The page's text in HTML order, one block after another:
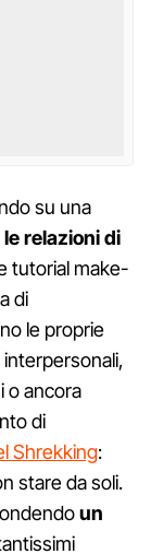
su una
relazioni di
tutorial make-
di
le proprie
o ancora
di
Shrekking:
stare da soli.
un